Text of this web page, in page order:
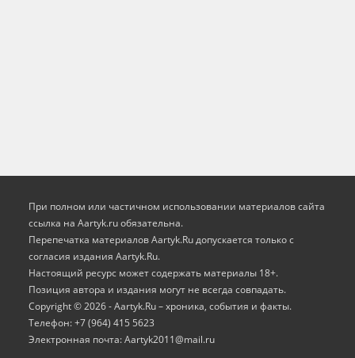
При полном или частичном использовании материалов сайта
ссылка на Aartyk.ru oбязательна.
Перепечатка материалов Aartyk.Ru допускается только с
согласия издания Aartyk.Ru.
Настоящий ресурс может содержать материалы 18+.
Позиция автора и издания могут не всегда совпадать.
Copyright © 2026 - Aartyk.Ru – хроника, события и факты.
Телефон: +7 (964) 415 5623
Электронная почта: Aartyk2011@mail.ru